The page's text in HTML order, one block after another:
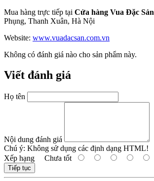
Mua hàng trực tiếp tại Cửa hàng Vua Đặc Sản
Phụng, Thanh Xuân, Hà Nội
Website: www.vuadacsan.com.vn
Không có đánh giá nào cho sản phẩm này.
Viết đánh giá
Họ tên
Nội dung đánh giá
Chú ý: Không sử dụng các định dạng HTML!
Xếp hạng Chưa tốt
Tiếp tục